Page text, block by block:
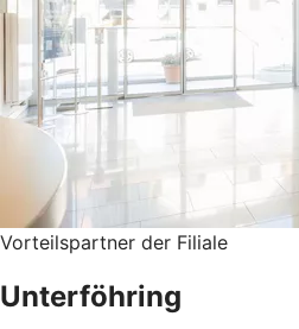
Vorteilspartner der Filiale
Unterföhring